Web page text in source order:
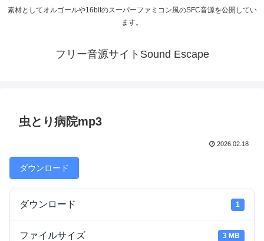
素材としてオルゴールや16bitのスーパーファミコン風のSFC音源を公開してい
ます。
フリー音源サイトSound Escape
虫とり病院mp3
2026.02.18
ダウンロード
ダウンロード 1
ファイルサイズ 3 MB